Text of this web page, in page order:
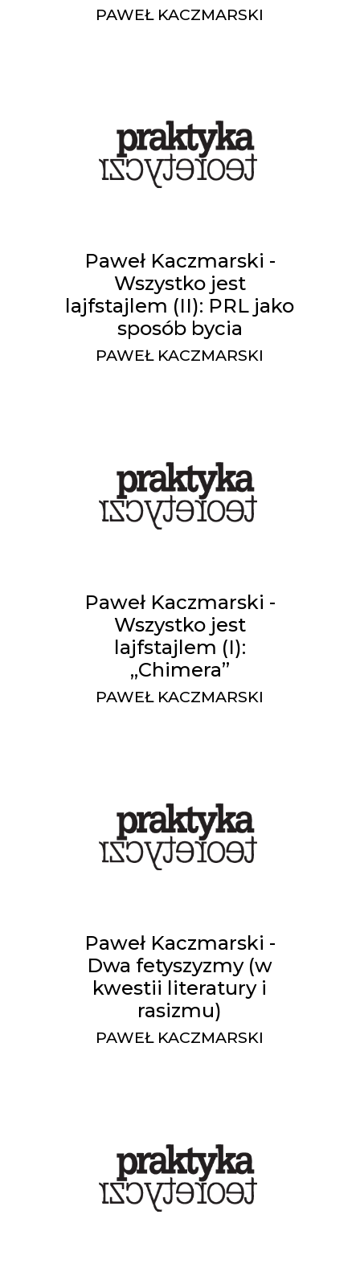
PAWEŁ KACZMARSKI
Paweł Kaczmarski -
Wszystko jest
lajfstajlem (II): PRL jako
sposób bycia
PAWEŁ KACZMARSKI
Paweł Kaczmarski -
Wszystko jest
lajfstajlem (I):
„Chimera”
PAWEŁ KACZMARSKI
Paweł Kaczmarski -
Dwa fetyszyzmy (w
kwestii literatury i
rasizmu)
PAWEŁ KACZMARSKI